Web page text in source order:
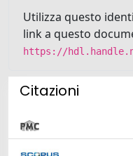
Utilizza questo
link a questo
https://
Citazioni